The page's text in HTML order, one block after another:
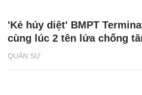
QUÂN SỰ
'Kẻ hủy diệt' BMPT
cùng lúc 2 tên lửa chống